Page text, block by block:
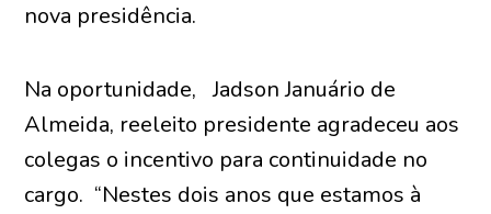
nova presidência.
Na oportunidade, Jadson Januário de
Almeida, reeleito presidente agradeceu aos
colegas o incentivo para continuidade no
cargo. “Nestes dois anos que estamos à